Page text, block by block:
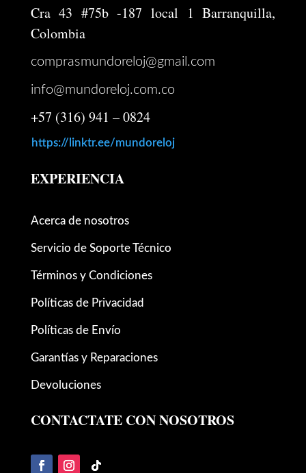
Cra 43 #75b -187 local 1 Barranquilla,
Colombia
comprasmundoreloj@gmail.com
info@mundoreloj.com.co
+57 (316) 941 – 0824
https://linktr.ee/mundoreloj
EXPERIENCIA
Acerca de nosotros
Servicio de Soporte Técnico
Términos y Condiciones
Políticas de Privacidad
Políticas de Envío
Garantías y Reparaciones
Devoluciones
CONTACTATE CON NOSOTROS